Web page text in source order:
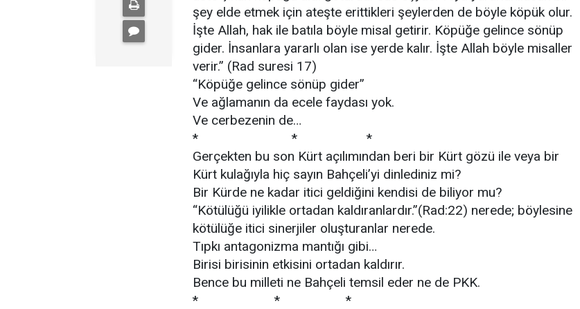
şey elde etmek için ateşte erittikleri şeylerden de böyle köpük olur.
İşte Allah, hak ile batıla böyle misal getirir. Köpüğe gelince sönüp
gider. İnsanlara yararlı olan ise yerde kalır. İşte Allah böyle misaller
verir.” (Rad suresi 17)
“Köpüğe gelince sönüp gider”
Ve ağlamanın da ecele faydası yok.
Ve cerbezenin de…
* * *
Gerçekten bu son Kürt açılımından beri bir Kürt gözü ile veya bir
Kürt kulağıyla hiç sayın Bahçeli’yi dinlediniz mi?
Bir Kürde ne kadar itici geldiğini kendisi de biliyor mu?
“Kötülüğü iyilikle ortadan kaldıranlardır.”(Rad:22) nerede; böylesine
kötülüğe itici sinerjiler oluşturanlar nerede.
Tıpkı antagonizma mantığı gibi…
Birisi birisinin etkisini ortadan kaldırır.
Bence bu milleti ne Bahçeli temsil eder ne de PKK.
* * *